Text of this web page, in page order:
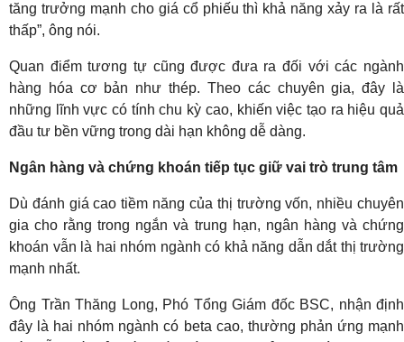
tăng trưởng mạnh cho giá cổ phiếu thì khả năng xảy ra là rất
thấp”, ông nói.
Quan điểm tương tự cũng được đưa ra đối với các ngành
hàng hóa cơ bản như thép. Theo các chuyên gia, đây là
những lĩnh vực có tính chu kỳ cao, khiến việc tạo ra hiệu quả
đầu tư bền vững trong dài hạn không dễ dàng.
Ngân hàng và chứng khoán tiếp tục giữ vai trò trung tâm
Dù đánh giá cao tiềm năng của thị trường vốn, nhiều chuyên
gia cho rằng trong ngắn và trung hạn, ngân hàng và chứng
khoán vẫn là hai nhóm ngành có khả năng dẫn dắt thị trường
mạnh nhất.
Ông Trần Thăng Long, Phó Tổng Giám đốc BSC, nhận định
đây là hai nhóm ngành có beta cao, thường phản ứng mạnh